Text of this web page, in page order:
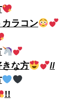
ラコン
な方 //
!!